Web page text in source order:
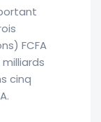
FCFA
cinq